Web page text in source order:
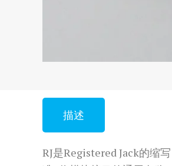
描述
RJ是Registered Jack的缩